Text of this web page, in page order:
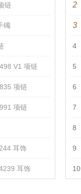
链
镯
V1 项链
项链
项链
耳饰
耳饰
2
3
4
5
6
7
8
9
10